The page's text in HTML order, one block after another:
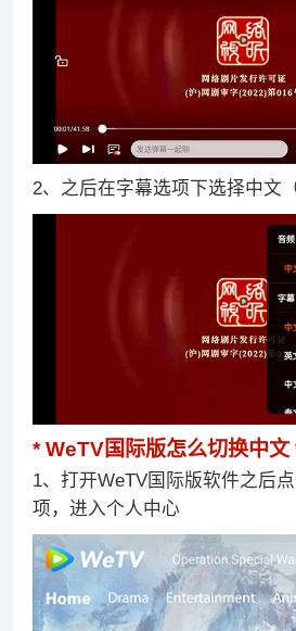
2、之后在字幕选项下选择中文
WeTV国际版怎么切换中文
1、打开WeTV国际版软件之后
项，进入个人中心